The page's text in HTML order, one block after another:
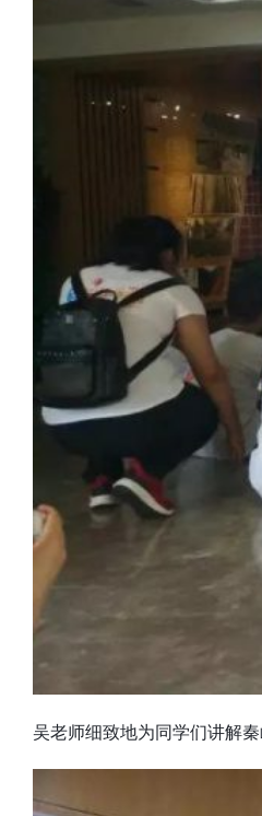
吴老师细致地为同学们讲解